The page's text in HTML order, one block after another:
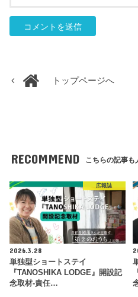
トップページへ
RECOMMEND こちらの記事も
広報誌
2026.3.28
単独型ショートステイ
『TANOSHIKA LODGE』開設記
念取材-責任…